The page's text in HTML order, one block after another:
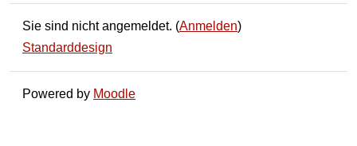
Sie sind nicht angemeldet. (Anmelden)
Standarddesign
Powered by Moodle